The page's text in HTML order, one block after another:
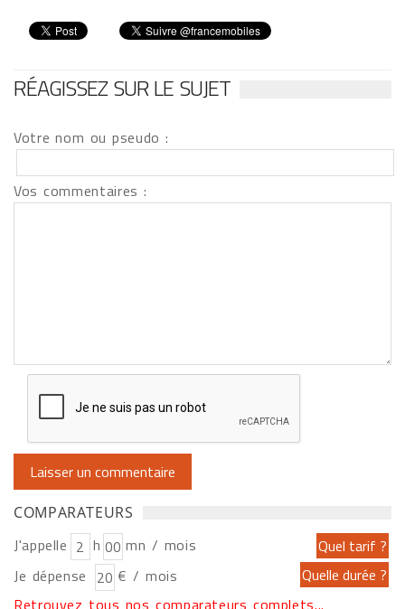
RÉAGISSEZ SUR LE SUJET
Votre nom ou pseudo :
Vos commentaires :
COMPARATEURS
J'appelle h
mn / mois
Je dépense
€ / mois